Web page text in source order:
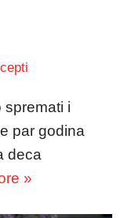
spremati i
par godina
deca
»